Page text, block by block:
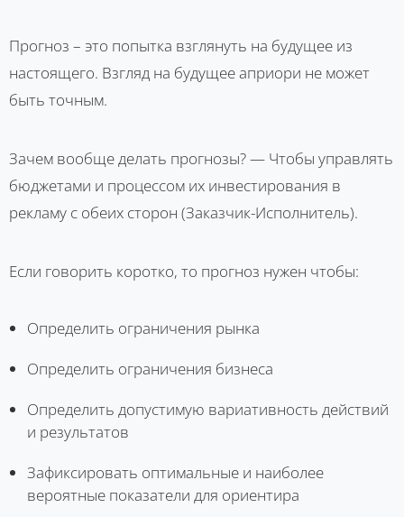
Прогноз – это попытка взглянуть на будущее из
настоящего. Взгляд на будущее априори не может
быть точным.
Зачем вообще делать прогнозы? — Чтобы управлять
бюджетами и процессом их инвестирования в
рекламу с обеих сторон (Заказчик-Исполнитель).
Если говорить коротко, то прогноз нужен чтобы:
Определить ограничения рынка
Определить ограничения бизнеса
Определить допустимую вариативность действий
и результатов
Зафиксировать оптимальные и наиболее
вероятные показатели для ориентира